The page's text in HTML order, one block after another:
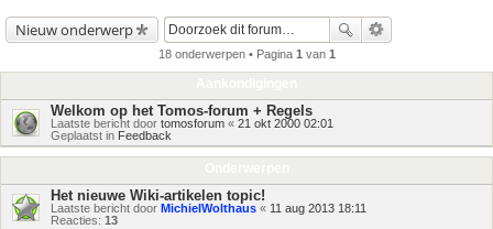
Nieuw onderwerp
18 onderwerpen • Pagina 1 van 1
Welkom op het Tomos-forum + Regels
Laatste bericht door tomosforum « 21 okt 2000 02:01
Geplaatst in Feedback
Het nieuwe Wiki-artikelen topic!
Laatste bericht door MichielWolthaus « 11 aug 2013 18:11
Reacties: 13